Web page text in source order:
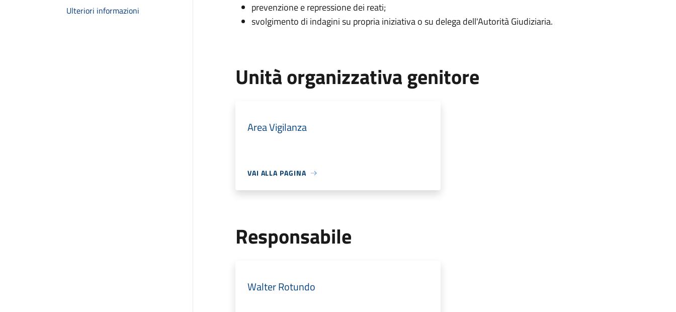
Ulteriori informazioni
prevenzione e repressione dei reati;
svolgimento di indagini su propria iniziativa o su delega dell'Autorità Giudiziaria.
Unità organizzativa genitore
Area Vigilanza
VAI ALLA PAGINA
Responsabile
Walter Rotundo